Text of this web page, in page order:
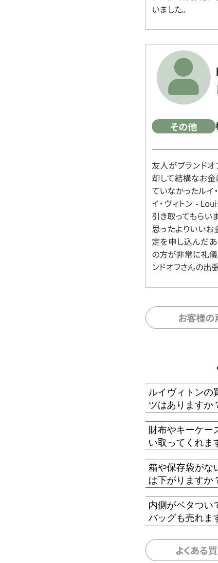
いました。
その他
友人がブランド
却して結構なお金
ていなかったルイ
イ・ヴィトン -
引き取ってもらい
思ったよりいいお
定を申し込んだ
の方が非常に礼儀
ンドオフさんの出
お客様
ルイヴィトンの
ツはありますか
財布やキーケー
い取ってくれま
箱や保存袋がな
は下がりますか
内側がベタつい
バッグも売れま
よくある